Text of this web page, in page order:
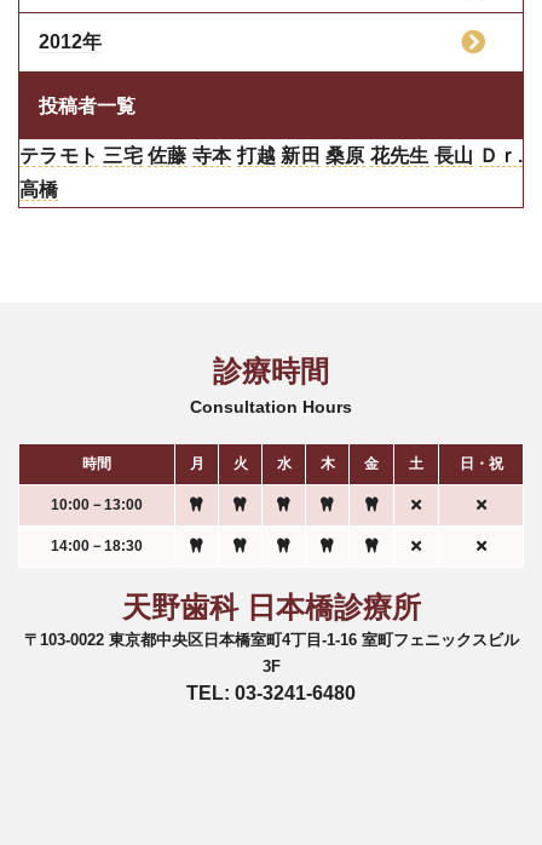
2012年
投稿者一覧
テラモト 三宅 佐藤 寺本 打越 新田 桑原 花先生 長山 Ｄｒ.
高橋
診療時間
Consultation Hours
時間 月 火 水 木 金 土 日・祝
10:00－13:00
14:00－18:30
天野歯科 日本橋診療所
〒103-0022 東京都中央区日本橋室町4丁目-1-16 室町フェニックスビル
3F
TEL: 03-3241-6480